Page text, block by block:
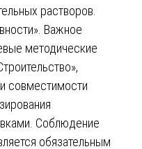
растворов.
Важное
методические
совместимости
Соблюдение
обязательным